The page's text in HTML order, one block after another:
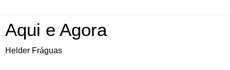
Aqui e Agora
Helder Fráguas